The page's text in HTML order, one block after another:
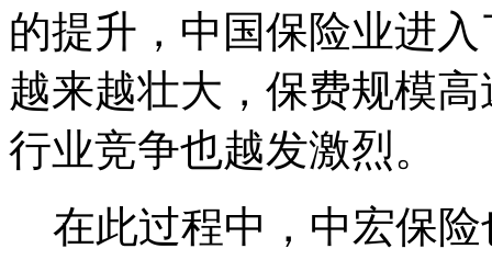
的提升，中国保险业进
越来越壮大，保费规模
行业竞争也越发激烈。
在此过程中，中宏保险